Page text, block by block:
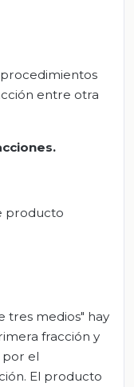
entre otra
producto
tres medios" hay
fracción y
por el
El producto